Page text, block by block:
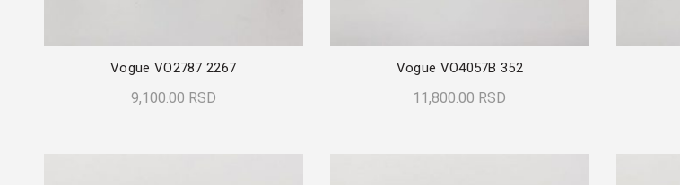
Vogue VO2787 2267
9,100.00 RSD
Vogue VO4057B 352
11,800.00 RSD